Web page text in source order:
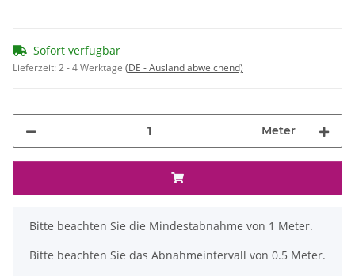
Sofort verfügbar
Lieferzeit:2 - 4 Werktage (DE - Ausland abweichend)
Meter
x
Bitte beachten Sie die Mindestabnahme von 1 Meter.
Bitte beachten Sie das Abnahmeintervall von 0.5 Meter.